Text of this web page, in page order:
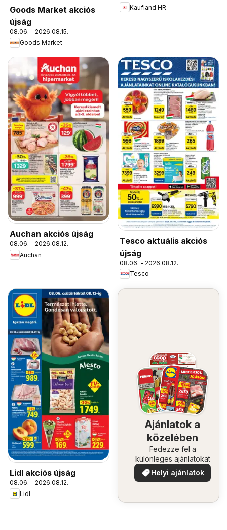
Goods Market akciós
újság
08.06. - 2026.08.15.
Goods Market
Kaufland HR
Auchan akciós újság
08.06. - 2026.08.12.
Auchan
Tesco aktuális akciós
újság
08.06. - 2026.08.12.
Tesco
Lidl akciós újság
08.06. - 2026.08.12.
Lidl
Ajánlatok a
közelében
Fedezze fel a
különleges ajánlatokat
Helyi ajánlatok